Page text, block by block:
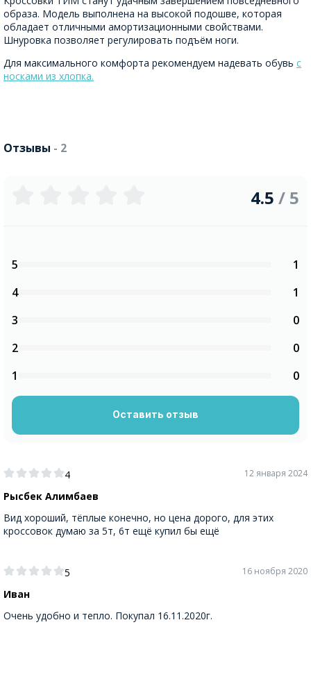
образа. Модель выполнена на высокой подошве, которая
обладает отличными амортизационными свойствами.
Шнуровка позволяет регулировать подъём ноги.
Для максимального комфорта рекомендуем надевать обувь с
носками из хлопка.
Отзывы - 2
4
Рысбек Алимбаев
12 января 2024
Вид хороший, тёплые конечно, но цена дорого, для этих
кроссовок думаю за 5т, 6т ещё купил бы ещё
5
Иван
16 ноября 2020
Очень удобно и тепло. Покупал 16.11.2020г.
4.5 / 5
5
1
4
1
3
0
2
0
1
0
Оставить отзыв